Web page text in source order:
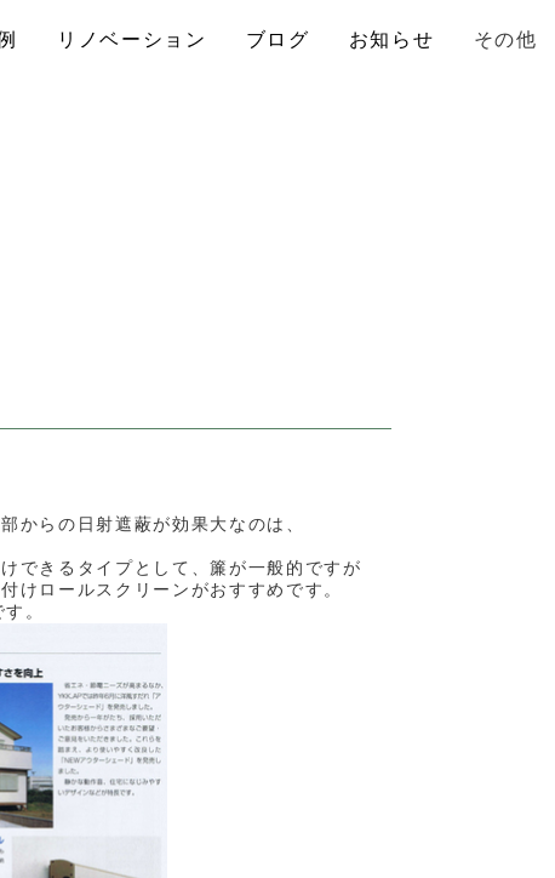
リノベーション ブログ お知らせ その他
からの日射遮蔽が効果大なのは、
できるタイプとして、簾が一般的ですが
けロールスクリーンがおすすめです。
。